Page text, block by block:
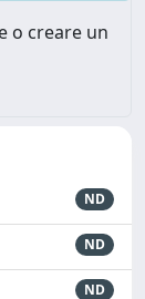
o creare un
ND
ND
ND